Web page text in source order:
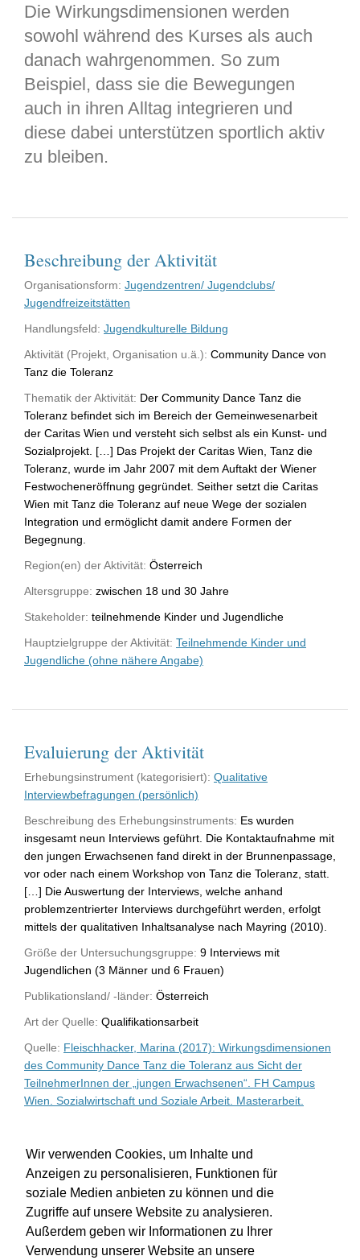
Wir verwenden Cookies, um Inhalte und
Anzeigen zu personalisieren, Funktionen für
soziale Medien anbieten zu können und die
Zugriffe auf unsere Website zu analysieren.
Außerdem geben wir Informationen zu Ihrer
Verwendung unserer Website an unsere
Die Wirkungsdimensionen werden
sowohl während des Kurses als auch
danach wahrgenommen. So zum
Beispiel, dass sie die Bewegungen
auch in ihren Alltag integrieren und
diese dabei unterstützen sportlich aktiv
zu bleiben.
Beschreibung der Aktivität
Organisationsform: Jugendzentren/ Jugendclubs/
Jugendfreizeitstätten
Handlungsfeld: Jugendkulturelle Bildung
Aktivität (Projekt, Organisation u.ä.): Community Dance von
Tanz die Toleranz
Thematik der Aktivität: Der Community Dance Tanz die
Toleranz befindet sich im Bereich der Gemeinwesenarbeit
der Caritas Wien und versteht sich selbst als ein Kunst- und
Sozialprojekt. […] Das Projekt der Caritas Wien, Tanz die
Toleranz, wurde im Jahr 2007 mit dem Auftakt der Wiener
Festwocheneröffnung gegründet. Seither setzt die Caritas
Wien mit Tanz die Toleranz auf neue Wege der sozialen
Integration und ermöglicht damit andere Formen der
Begegnung.
Region(en) der Aktivität: Österreich
Altersgruppe: zwischen 18 und 30 Jahre
Stakeholder: teilnehmende Kinder und Jugendliche
Hauptzielgruppe der Aktivität: Teilnehmende Kinder und
Jugendliche (ohne nähere Angabe)
Evaluierung der Aktivität
Erhebungsinstrument (kategorisiert): Qualitative
Interviewbefragungen (persönlich)
Beschreibung des Erhebungsinstruments: Es wurden
insgesamt neun Interviews geführt. Die Kontaktaufnahme mit
den jungen Erwachsenen fand direkt in der Brunnenpassage,
vor oder nach einem Workshop von Tanz die Toleranz, statt.
[…] Die Auswertung der Interviews, welche anhand
problemzentrierter Interviews durchgeführt werden, erfolgt
mittels der qualitativen Inhaltsanalyse nach Mayring (2010).
Größe der Untersuchungsgruppe: 9 Interviews mit
Jugendlichen (3 Männer und 6 Frauen)
Publikationsland/ -länder: Österreich
Art der Quelle: Qualifikationsarbeit
Quelle: Fleischhacker, Marina (2017): Wirkungsdimensionen
des Community Dance Tanz die Toleranz aus Sicht der
TeilnehmerInnen der „jungen Erwachsenen“. FH Campus
Wien. Sozialwirtschaft und Soziale Arbeit. Masterarbeit.